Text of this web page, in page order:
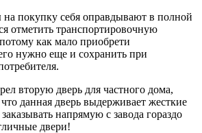
на покупку себя оправдывают в полной
отметить транспортировочную
как мало приобрети
нужно еще и сохранить при
вторую дверь для частного дома,
данная дверь выдерживает жесткие
напрямую с завода гораздо
двери!